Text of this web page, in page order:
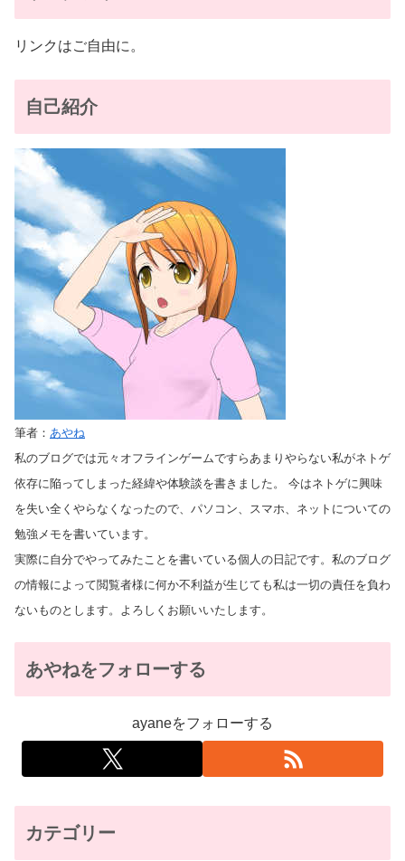
リンクはご自由に。
自己紹介
筆者： あやね
私のブログでは元々オフラインゲームですらあまりやらない私がネトゲ
依存に陥ってしまった経緯や体験談を書きました。 今はネトゲに興味
を失い全くやらなくなったので、パソコン、スマホ、ネットについての
勉強メモを書いています。
実際に自分でやってみたことを書いている個人の日記です。私のブログ
の情報によって閲覧者様に何か不利益が生じても私は一切の責任を負わ
ないものとします。よろしくお願いいたします。
あやねをフォローする
ayaneをフォローする
カテゴリー